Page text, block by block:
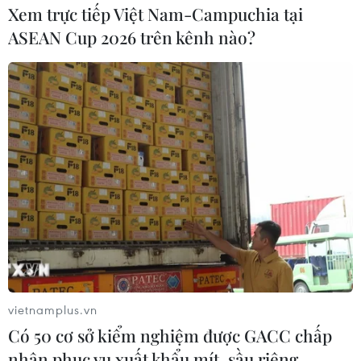
Tạm đình chỉ công tác ông Vũ Đình Duy
để làm rõ các sai phạm
15/11/2016 11:20
Liên quan đến việc ông Vũ Đình Duy, thành viên Hội
đồng thành viên Vinachem tự ý nghỉ việc, chiều 15/11, Bộ
trưởng Bộ Công Thương đã ký quyết định tạm đình chỉ
công tác ông này để làm rõ các sai phạm.
Xem trực tiếp Việt Nam-Campuchia tại
ASEAN Cup 2026 trên kênh nào?
vietnamplus.vn
Có 50 cơ sở kiểm nghiệm được GACC chấp